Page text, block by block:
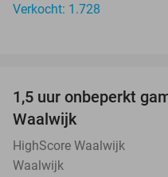
Verkocht: 1.728
TODAY
1,5 uur onbeperkt
Waalwijk
HighScore Waalwijk
Waalwijk